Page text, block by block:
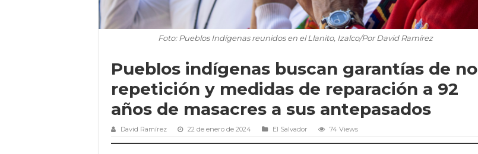
Foto: Pueblos Indígenas reunidos en el Llanito, Izalco/Por David Ramírez
Pueblos indígenas buscan garantías de no
repetición y medidas de reparación a 92
años de masacres a sus antepasados
David Ramírez 22 de enero de 2024 El Salvador 74 Views